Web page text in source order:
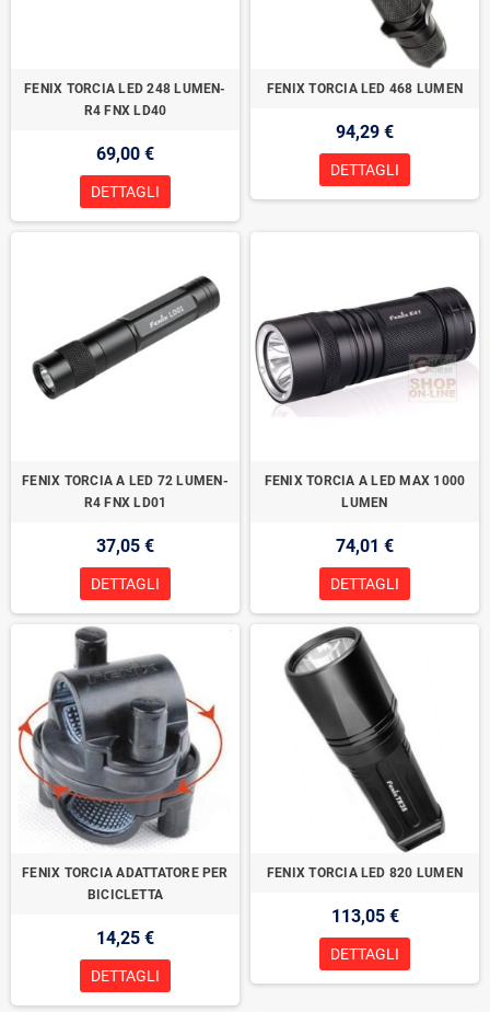
FENIX TORCIA LED 248 LUMEN-
R4 FNX LD40
69,00 €
DETTAGLI
FENIX TORCIA LED 468 LUMEN
94,29 €
DETTAGLI
FENIX TORCIA A LED 72 LUMEN-
R4 FNX LD01
37,05 €
DETTAGLI
FENIX TORCIA A LED MAX 1000
LUMEN
74,01 €
DETTAGLI
FENIX TORCIA ADATTATORE PER
BICICLETTA
14,25 €
DETTAGLI
FENIX TORCIA LED 820 LUMEN
113,05 €
DETTAGLI